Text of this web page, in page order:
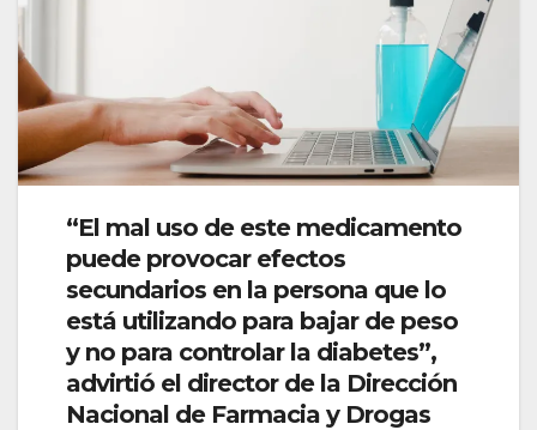
“El mal uso de este medicamento
puede provocar efectos
secundarios en la persona que lo
está utilizando para bajar de peso
y no para controlar la diabetes”,
advirtió el director de la Dirección
Nacional de Farmacia y Drogas